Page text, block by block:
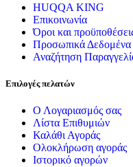
HUQQA KING
Επικοινωνία
Όροι και
Προσωπικά Δεδομένα
Αναζήτηση
Επιλογές πελατών
Ο Λογαριασμός σας
Λίστα Επιθυμιών
Καλάθι Αγοράς
Ολοκλήρωση αγοράς
Ιστορικό αγορών